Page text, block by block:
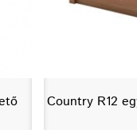
Country R12